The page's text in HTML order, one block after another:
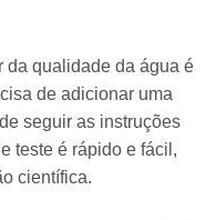
da qualidade da água é
de adicionar uma
seguir as instruções
teste é rápido e fácil,
científica.